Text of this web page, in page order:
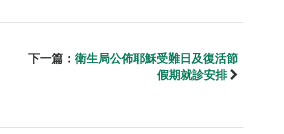
下一篇： 衛生局公佈耶穌受難日及復活節
假期就診安排